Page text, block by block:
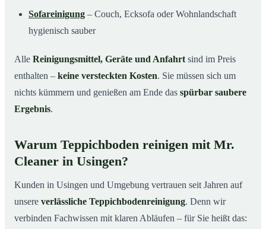
Sofareinigung – Couch, Ecksofa oder Wohnlandschaft
hygienisch sauber
Alle Reinigungsmittel, Geräte und Anfahrt sind im Preis
enthalten – keine versteckten Kosten. Sie müssen sich um
nichts kümmern und genießen am Ende das spürbar saubere
Ergebnis.
Warum Teppichboden reinigen mit Mr.
Cleaner in Usingen?
Kunden in Usingen und Umgebung vertrauen seit Jahren auf
unsere verlässliche Teppichbodenreinigung. Denn wir
verbinden Fachwissen mit klaren Abläufen – für Sie heißt das: